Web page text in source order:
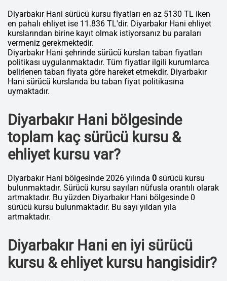
Diyarbakır Hani sürücü kursu fiyatları en az 5130 TL iken
en pahalı ehliyet ise 11.836 TL'dir. Diyarbakır Hani ehliyet
kurslarından birine kayıt olmak istiyorsanız bu paraları
vermeniz gerekmektedir.
Diyarbakır Hani şehrinde sürücü kursları taban fiyatları
politikası uygulanmaktadır. Tüm fiyatlar ilgili kurumlarca
belirlenen taban fiyata göre hareket etmekdir. Diyarbakır
Hani sürücü kurslarıda bu taban fiyat politikasına
uymaktadır.
Diyarbakır Hani bölgesinde
toplam kaç sürücü kursu &
ehliyet kursu var?
Diyarbakır Hani bölgesinde 2026 yılında 0 sürücü kursu
bulunmaktadır. Sürücü kursu sayıları nüfusla orantılı olarak
artmaktadır. Bu yüzden Diyarbakır Hani bölgesinde 0
sürücü kursu bulunmaktadır. Bu sayı yıldan yıla
artmaktadır.
Diyarbakır Hani en iyi sürücü
kursu & ehliyet kursu hangisidir?